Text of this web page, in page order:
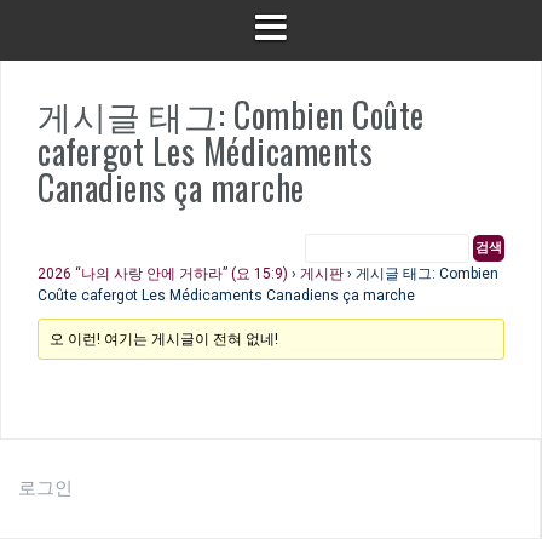
게시글 태그: Combien Coûte
cafergot Les Médicaments
Canadiens ça marche
2026 “나의 사랑 안에 거하라” (요 15:9) › 게시판 › 게시글 태그: Combien
Coûte cafergot Les Médicaments Canadiens ça marche
오 이런! 여기는 게시글이 전혀 없네!
로그인